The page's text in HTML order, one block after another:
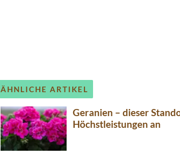
ÄHNLICHE ARTIKEL
Geranien – dieser
Höchstleistungen an